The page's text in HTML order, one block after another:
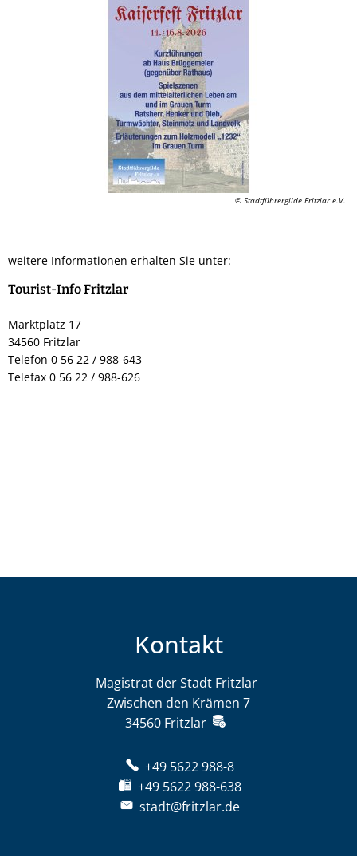
© Stadtführergilde Fritzlar e.V.
weitere Informationen erhalten Sie unter:
Tourist-Info Fritzlar
Marktplatz 17
34560 Fritzlar
Telefon 0 56 22 / 988-643
Telefax 0 56 22 / 988-626
Kontakt
Magistrat der Stadt Fritzlar
Zwischen den Krämen 7
34560 Fritzlar
+49 5622 988-8
+49 5622 988-638
stadt@fritzlar.de